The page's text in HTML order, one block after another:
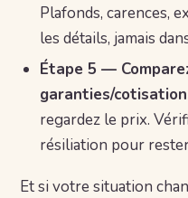
Plafonds, carences,
les détails, jamais
Étape 5 —
garanties/
regardez le prix.
résiliation pour
Et si votre situation